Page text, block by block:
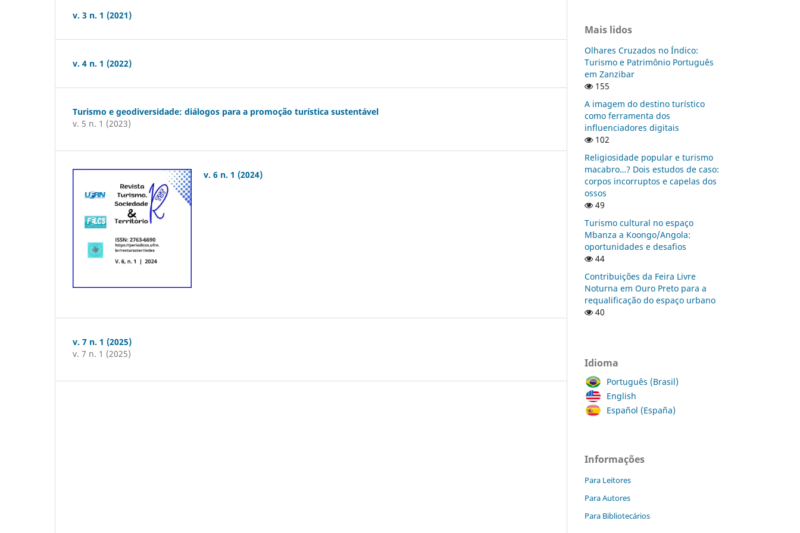
v. 3 n. 1 (2021)
v. 4 n. 1 (2022)
Turismo e geodiversidade: diálogos para a promoção turística sustentável
v. 5 n. 1 (2023)
v. 6 n. 1 (2024)
v. 7 n. 1 (2025)
v. 7 n. 1 (2025)
Mais lidos
Olhares Cruzados no Índico:
Turismo e Patrimônio Português
em Zanzibar
155
A imagem do destino turístico
como ferramenta dos
influenciadores digitais
102
Religiosidade popular e turismo
macabro…? Dois estudos de caso:
corpos incorruptos e capelas dos
ossos
49
Turismo cultural no espaço
Mbanza a Koongo/Angola:
oportunidades e desafios
44
Contribuições da Feira Livre
Noturna em Ouro Preto para a
requalificação do espaço urbano
40
Idioma
Português (Brasil)
English
Español (España)
Informações
Para Leitores
Para Autores
Para Bibliotecários